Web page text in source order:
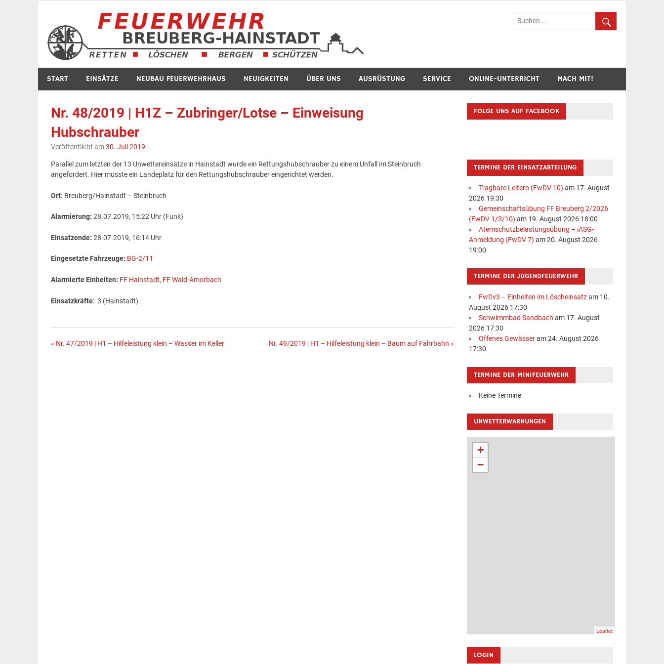
springen
Feuerwehr Breuberg-Hainstadt
START EINSÄTZE NEUBAU FEUERWEHRHAUS NEUIGKEITEN ÜBER UNS AUSRÜSTUNG SERVICE ONLINE-UNTERRICHT MACH MIT!
Nr. 48/2019 | H1Z – Zubringer/Lotse – Einweisung
Hubschrauber
Veröffentlicht am30. Juli 2019
Parallel zum letzten der 13 Unwettereinsätze in Hainstadt wurde ein Rettungshubschrauber zu einem Unfall im Steinbruch
angefordert. Hier musste ein Landeplatz für den Rettungshubschrauber eingerichtet werden.
Ort: Breuberg/Hainstadt – Steinbruch
Alarmierung: 28.07.2019, 15:22 Uhr (Funk)
Einsatzende: 28.07.2019, 16:14 Uhr
Eingesetzte Fahrzeuge: BG-2/11
Alarmierte Einheiten: FF Hainstadt, FF Wald-Amorbach
Einsatzkräfte: 3 (Hainstadt)
Beitragsnavigation
« Nr. 47/2019 | H1 – Hilfeleistung klein – Wasser im Keller Nr. 49/2019 | H1 – Hilfeleistung klein – Baum auf Fahrbahn »
FOLGE UNS AUF FACEBOOK
TERMINE DER EINSATZABTEILUNG
Tragbare Leitern (FwDV 10) am 17. August
2026 19:30
Gemeinschaftsübung FF Breuberg 2/2026
(FwDV 1/3/10) am 19. August 2026 18:00
Atemschutzbelastungsübung – iASG-
Anmeldung (FwDV 7) am 20. August 2026
19:00
TERMINE DER JUGENDFEUERWEHR
FwDv3 – Einheiten im Löscheinsatzam 10.
August 2026 17:30
Schwimmbad Sandbach am 17. August
2026 17:30
Offenes Gewässeram 24. August 2026
17:30
TERMINE DER MINIFEUERWEHR
Keine Termine
UNWETTERWARNUNGEN
+
−
Leaflet
LOGIN